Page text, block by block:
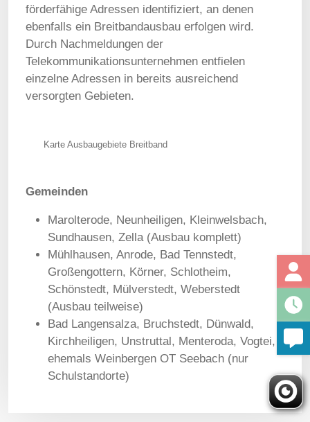
förderfähige Adressen identifiziert, an denen
ebenfalls ein Breitbandausbau erfolgen wird.
Durch Nachmeldungen der
Telekommunikationsunternehmen entfielen
einzelne Adressen in bereits ausreichend
versorgten Gebieten.
Karte Ausbaugebiete Breitband
Gemeinden
Marolterode, Neunheiligen, Kleinwelsbach,
Sundhausen, Zella (Ausbau komplett)
Mühlhausen, Anrode, Bad Tennstedt,
Großengottern, Körner, Schlotheim,
Schönstedt, Mülverstedt, Weberstedt
(Ausbau teilweise)
Bad Langensalza, Bruchstedt, Dünwald,
Kirchheiligen, Unstruttal, Menteroda, Vogtei,
ehemals Weinbergen OT Seebach (nur
Schulstandorte)